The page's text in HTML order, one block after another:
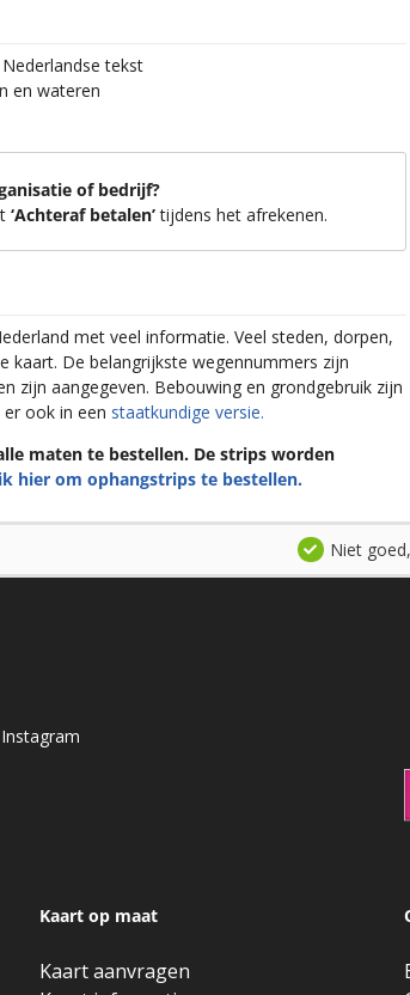
tekst
en wateren
of bedrijf?
‘Achteraf betalen’tijdens het afrekenen.
met veel informatie. Veel steden, dorpen,
kaart. De belangrijkste wegennummers zijn
zijn aangegeven. Bebouwing en grondgebruik zijn
ook in een staatkundige versie.
maten te bestellen. De strips worden
hier om ophangstrips te bestellen.
Niet
Kaart op maat
Kaart aanvragen